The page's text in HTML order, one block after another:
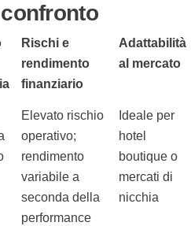
Rischi e
rendimento
finanziario
Adattabilità
al mercato
Elevato rischio
operativo;
rendimento
variabile a
seconda della
performance
Ideale per
hotel
boutique o
mercati di
nicchia